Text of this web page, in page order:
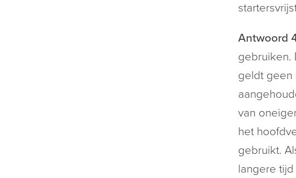
Antwoord
gebruiken.
geldt geen
van
het
gebruikt.
langere